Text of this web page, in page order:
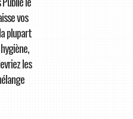
vos
plupart
les